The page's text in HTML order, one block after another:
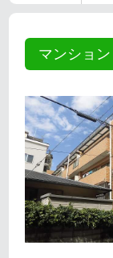
マンション